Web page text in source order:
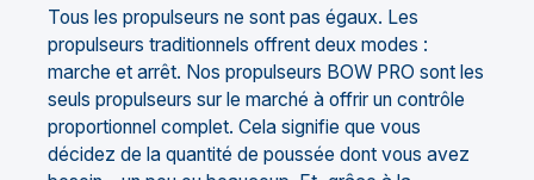
Tous les propulseurs ne sont pas égaux. Les
propulseurs traditionnels offrent deux modes :
marche et arrêt. Nos propulseurs BOW PRO sont les
seuls propulseurs sur le marché à offrir un contrôle
proportionnel complet. Cela signifie que vous
décidez de la quantité de poussée dont vous avez